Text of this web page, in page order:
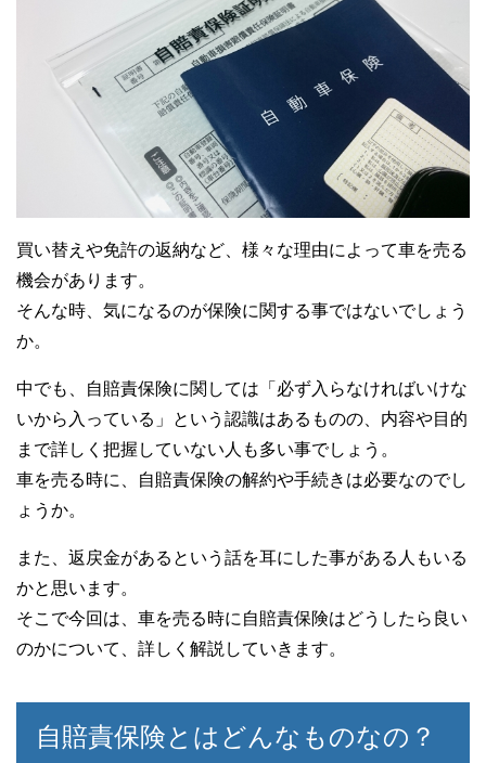
買い替えや免許の返納など、様々な理由によって車を売る
機会があります。
そんな時、気になるのが保険に関する事ではないでしょう
か。
中でも、自賠責保険に関しては「必ず入らなければいけな
いから入っている」という認識はあるものの、内容や目的
まで詳しく把握していない人も多い事でしょう。
車を売る時に、自賠責保険の解約や手続きは必要なのでし
ょうか。
また、返戻金があるという話を耳にした事がある人もいる
かと思います。
そこで今回は、車を売る時に自賠責保険はどうしたら良い
のかについて、詳しく解説していきます。
自賠責保険とはどんなものなの？